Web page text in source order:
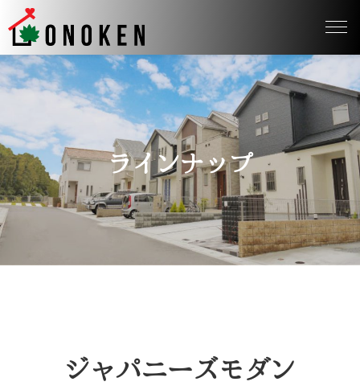
ラインナップ
ジャパニーズモダン